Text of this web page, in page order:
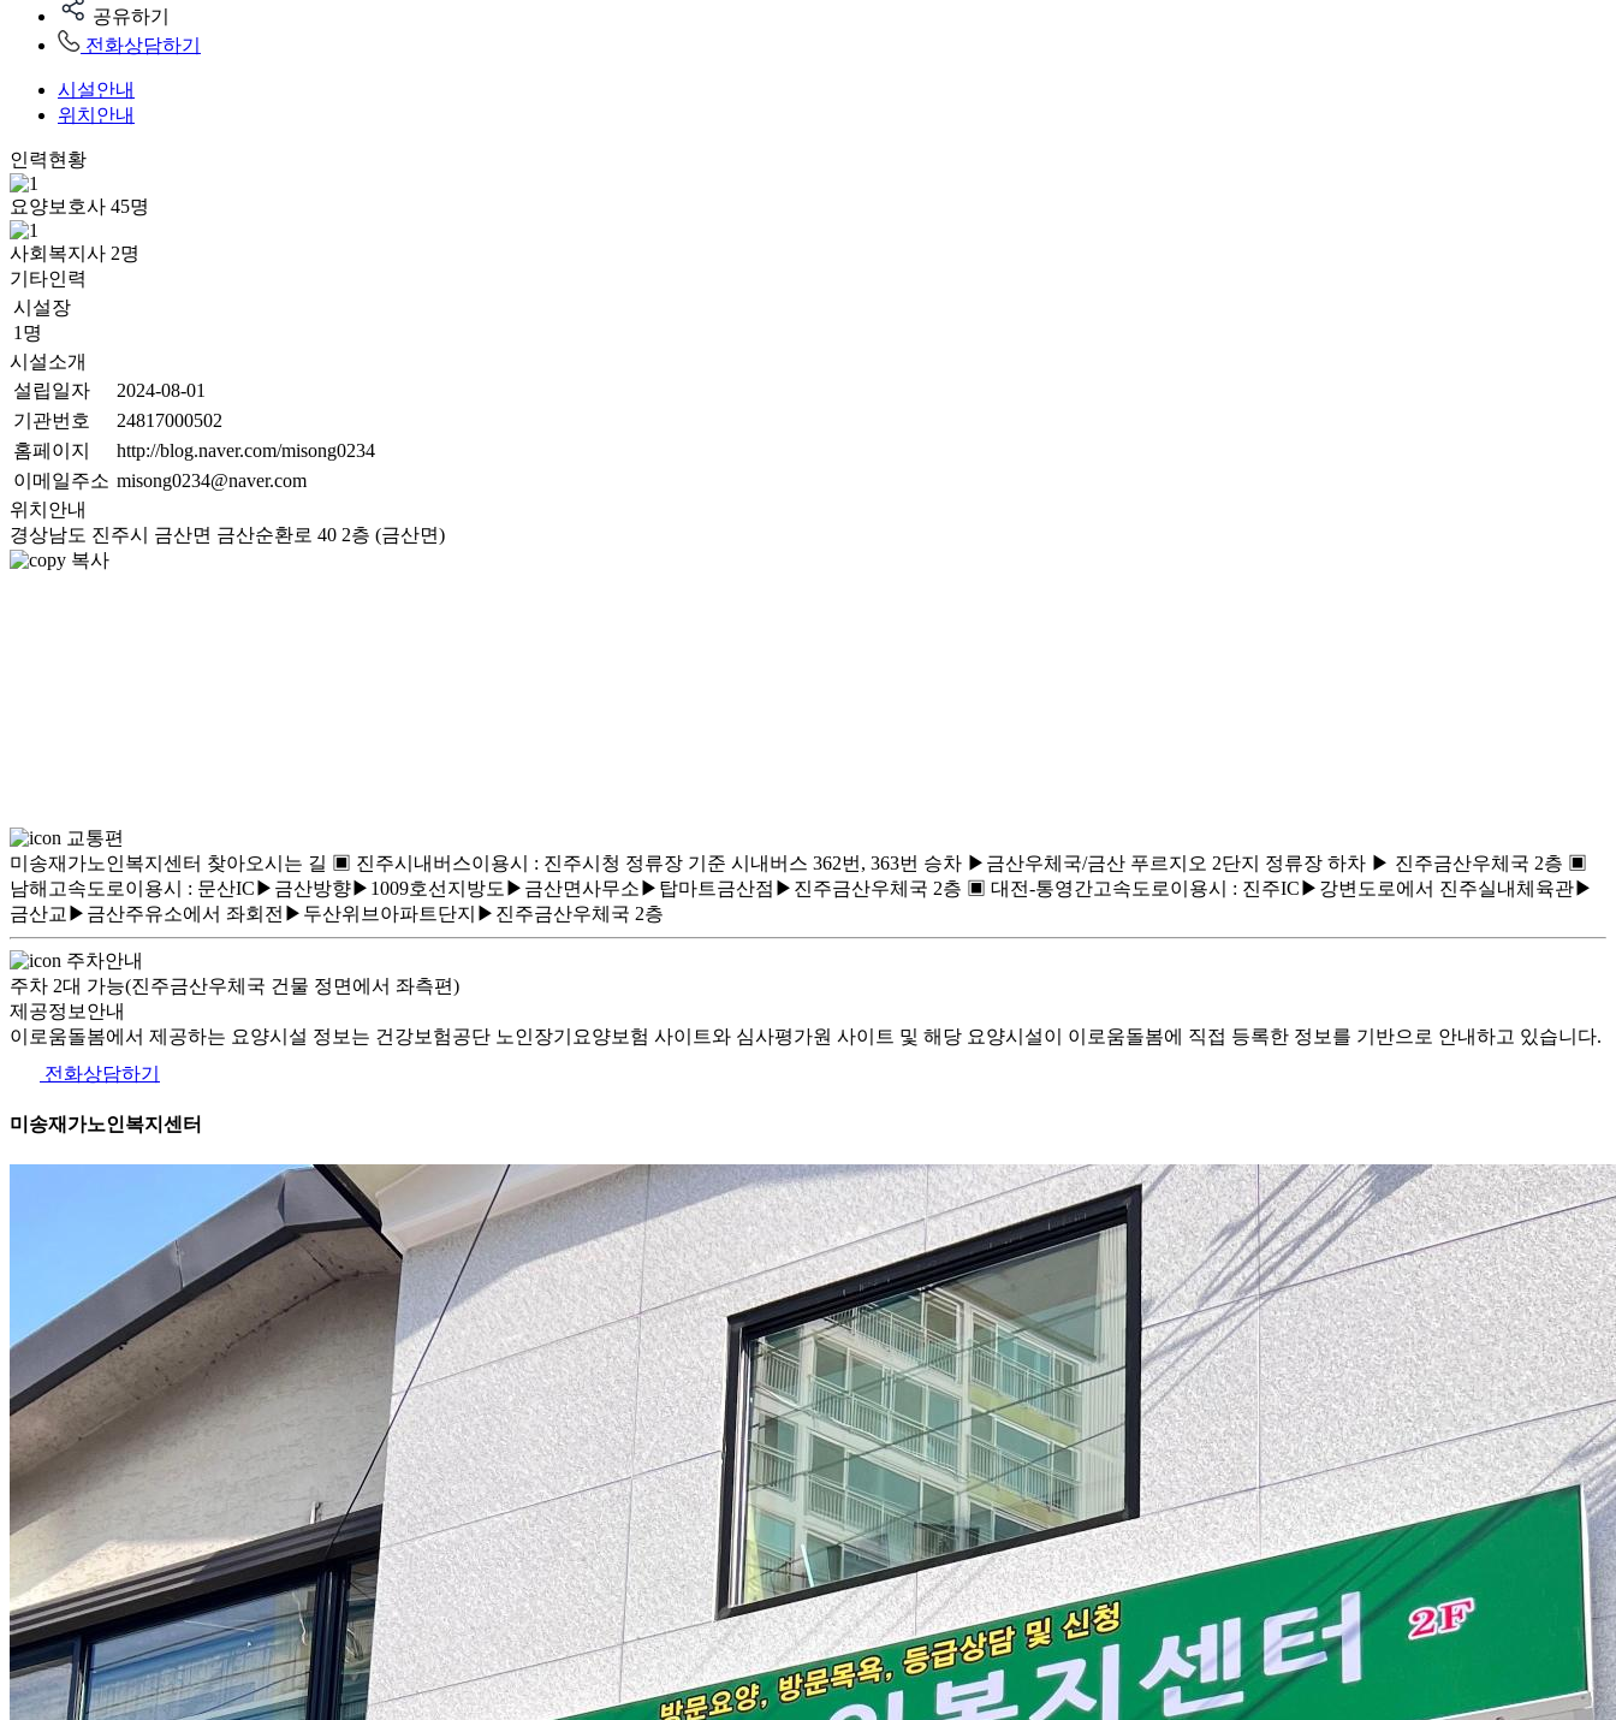
공유하기
전화상담하기
시설안내
위치안내
인력현황
요양보호사 45명
사회복지사 2명
기타인력
시설장
1명
시설소개
설립일자
2024-08-01
기관번호
24817000502
홈페이지
http://blog.naver.com/misong0234
이메일주소 misong0234@naver.com
위치안내
경상남도 진주시 금산면 금산순환로 40 2층 (금산면)
복사
교통편
미송재가노인복지센터 찾아오시는 길 ▣ 진주시내버스이용시 : 진주시청 정류장 기준 시내버스 362번, 363번 승차 ▶금산우체국/금산 푸르지오 2단지 정류장 하차 ▶ 진주금산우체국 2층 ▣
남해고속도로이용시 : 문산IC▶금산방향▶1009호선지방도▶금산면사무소▶탑마트금산점▶진주금산우체국 2층 ▣ 대전-통영간고속도로이용시 : 진주IC▶강변도로에서 진주실내체육관▶
금산교▶금산주유소에서 좌회전▶두산위브아파트단지▶진주금산우체국 2층
주차안내
주차 2대 가능(진주금산우체국 건물 정면에서 좌측편)
제공정보안내
이로움돌봄에서 제공하는 요양시설 정보는 건강보험공단 노인장기요양보험 사이트와 심사평가원 사이트 및 해당 요양시설이 이로움돌봄에 직접 등록한 정보를 기반으로 안내하고 있습니다.
전화상담하기
미송재가노인복지센터